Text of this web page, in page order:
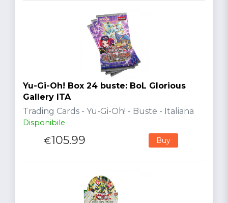
Yu-Gi-Oh! Box 24 buste: BoL Glorious
Gallery ITA
Trading Cards - Yu-Gi-Oh! - Buste - Italiana
Disponibile
€105.99 Buy